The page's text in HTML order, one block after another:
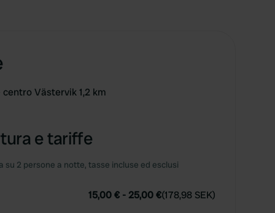
Västervik 1,2 km
e tariffe
su 2 persone a notte, tasse incluse ed esclusi
15,00 € - 25,00 €(178,98 SEK)